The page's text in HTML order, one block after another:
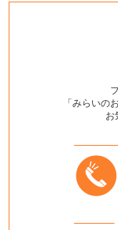
「みらいの
お